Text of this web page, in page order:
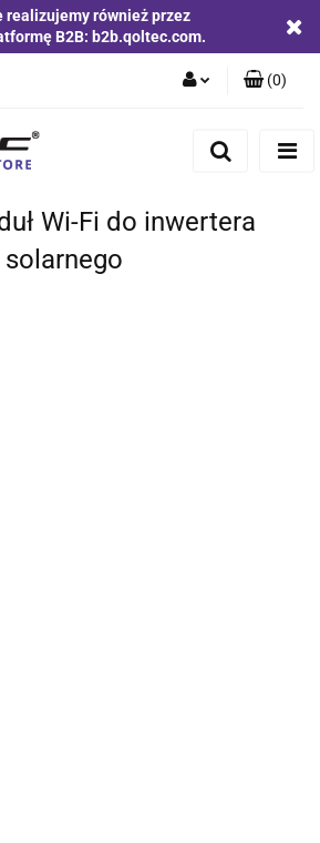
realizujemy również przez
B2B: b2b.qoltec.com.
Zgody cookies
(0)
Wi-Fi do inwertera
solarnego